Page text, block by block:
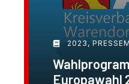
2023 ,
Europawahl